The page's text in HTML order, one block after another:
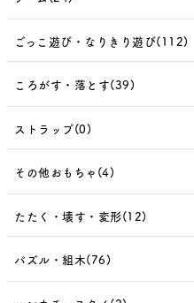
ごっこ遊び・なりきり遊び(112)
ころがす・落とす(39)
ストラップ(0)
その他おもちゃ(4)
たたく・壊す・変形(12)
パズル・組木(76)